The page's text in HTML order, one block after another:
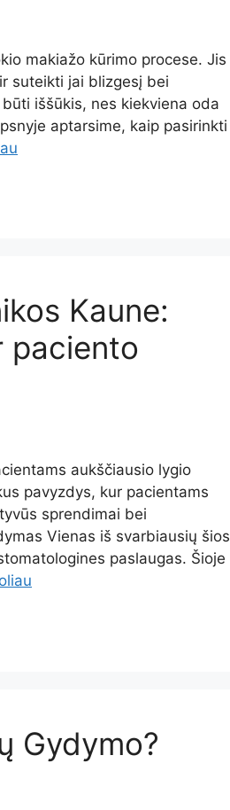
makiažo kūrimo procese. Jis
suteikti jai blizgesį bei
iššūkis, nes kiekviena oda
aptarsime, kaip pasirinkti
Kaune:
paciento
aukščiausio lygio
pavyzdys, kur pacientams
sprendimai bei
Vienas iš svarbiausių šios
paslaugas. Šioje
Gydymo?